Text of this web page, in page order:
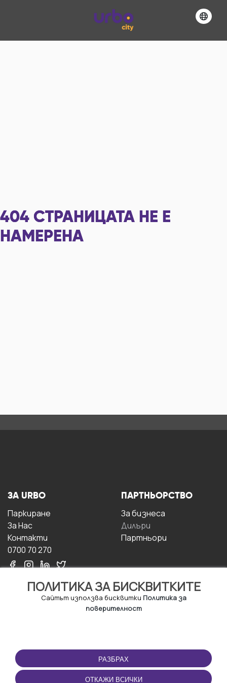
404 СТРАНИЦАТА НЕ Е
НАМЕРЕНА
ПОЛИТИКА ЗА БИСКВИТКИТЕ
Сайтът използва бисквитки Политика за
поверителност
РАЗБРАХ
ОТКАЖИ ВСИЧКИ
ЗА URBO
Паркиране
За Hас
Контакти
0700 70 270
ПАРТНЬОРСТВО
За бизнесa
Дилъри
Партньори
ПОЛЗВАНЕ
Правила и условия за
ползване
ПРИЛОЖЕНИЕТО